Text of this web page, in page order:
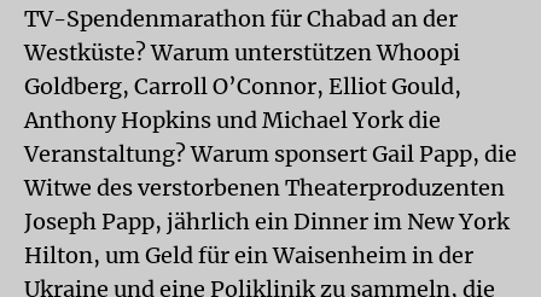
TV-Spendenmarathon für Chabad an der
Westküste? Warum unterstützen Whoopi
Goldberg, Carroll O’Connor, Elliot Gould,
Anthony Hopkins und Michael York die
Veranstaltung? Warum sponsert Gail Papp, die
Witwe des verstorbenen Theaterproduzenten
Joseph Papp, jährlich ein Dinner im New York
Hilton, um Geld für ein Waisenheim in der
Ukraine und eine Poliklinik zu sammeln, die